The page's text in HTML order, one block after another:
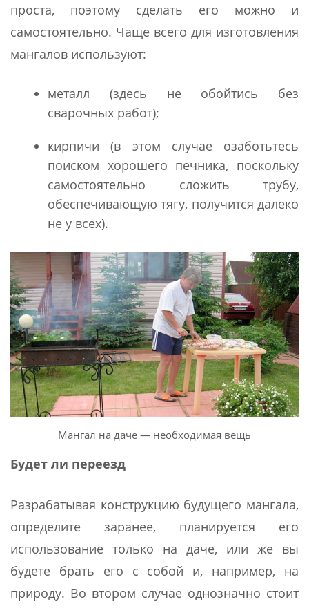
проста, поэтому сделать его можно и
самостоятельно. Чаще всего для изготовления
мангалов используют:
металл (здесь не обойтись без
сварочных работ);
кирпичи (в этом случае озаботьтесь
поиском хорошего печника, поскольку
самостоятельно сложить трубу,
обеспечивающую тягу, получится далеко
не у всех).
Мангал на даче — необходимая вещь
Будет ли переезд
Разрабатывая конструкцию будущего мангала,
определите заранее, планируется его
использование только на даче, или же вы
будете брать его с собой и, например, на
природу. Во втором случае однозначно стоит